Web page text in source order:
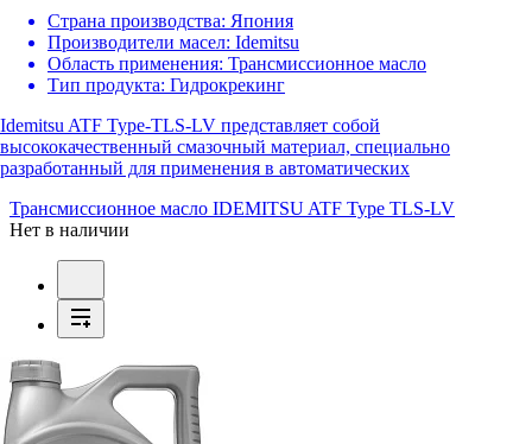
Страна производства: Япония
Производители масел: Idemitsu
Область применения: Трансмиссионное масло
Тип продукта: Гидрокрекинг
Idemitsu ATF Type-TLS-LV представляет собой
высококачественный смазочный материал, специально
разработанный для применения в автоматических
Трансмиссионное масло IDEMITSU ATF Type TLS-LV
Нет в наличии